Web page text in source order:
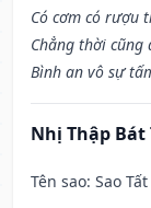
Có cơm có rượu
Chẳng thời cũng
Bình an vô sự
Nhị Thập Bát
Tên sao: Sao Tất